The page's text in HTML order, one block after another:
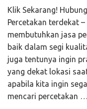
Klik Sekarang!
Percetakan terdekat
membutuhkan jasa
baik dalam segi
juga tentunya ingin
yang dekat lokasi
apabila kita ingin
mencari percetakan …